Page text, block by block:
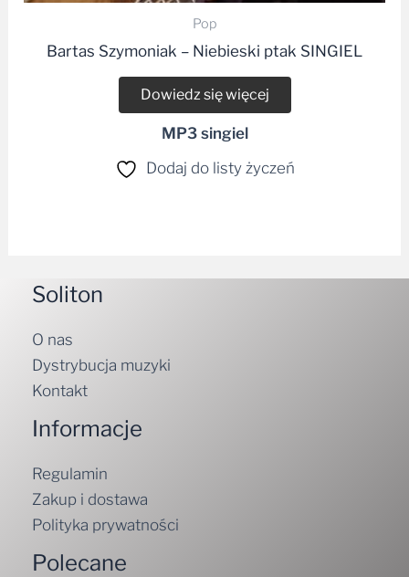
Pop
Bartas Szymoniak – Niebieski ptak SINGIEL
Dowiedz się więcej
MP3 singiel
Dodaj do listy życzeń
Soliton
O nas
Dystrybucja muzyki
Kontakt
Informacje
Regulamin
Zakup i dostawa
Polityka prywatności
Polecane